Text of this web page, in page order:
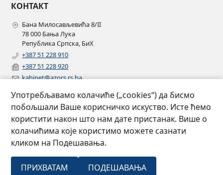
КОНТАКТ
Бана Милосављевића 8/II
78 000 Бања Лука
Република Српска, БиХ
+387 51 228 910
+387 51 228 920
kabinet@azors.rs.ba
szzp@azors.rs.ba
ПРАТИТЕ НАС
Facebook
Instagram
Linkedin
2007 –
Агенција за осигурање Републике
Употребљавамо колачиће („cookies“) да бисмо
побољшали Ваше корисничко искуство. Исте ћемо
користити након што нам дате пристанак. Више о
колачићима које користимо можете сазнати
кликом на Подешавања.
ПРИХВАТАМ ПОДЕШАВАЊА